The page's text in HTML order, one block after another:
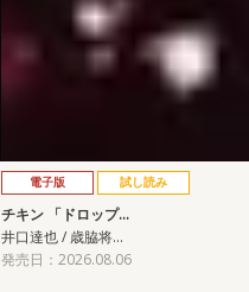
電子版 試し読み
チキン 「ドロップ…
井口達也 / 歳脇将…
発売日：2026.08.06